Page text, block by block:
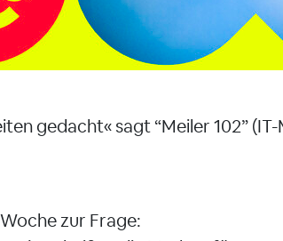
gedacht« sagt “Meiler 102” (IT-
zur Frage: